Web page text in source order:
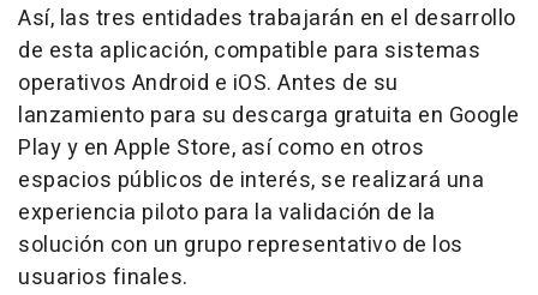
Así, las tres entidades trabajarán en el desarrollo
de esta aplicación, compatible para sistemas
operativos Android e iOS. Antes de su
lanzamiento para su descarga gratuita en Google
Play y en Apple Store, así como en otros
espacios públicos de interés, se realizará una
experiencia piloto para la validación de la
solución con un grupo representativo de los
usuarios finales.